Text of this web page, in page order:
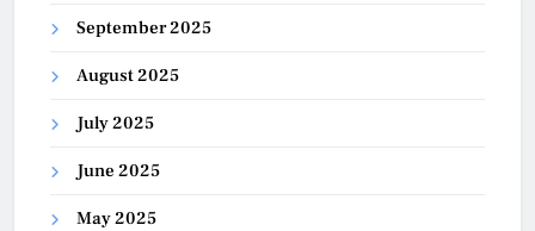
September 2025
August 2025
July 2025
June 2025
May 2025